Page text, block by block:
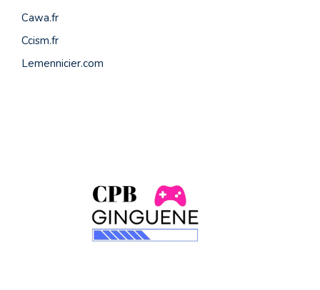
Cawa.fr
Ccism.fr
Lemennicier.com